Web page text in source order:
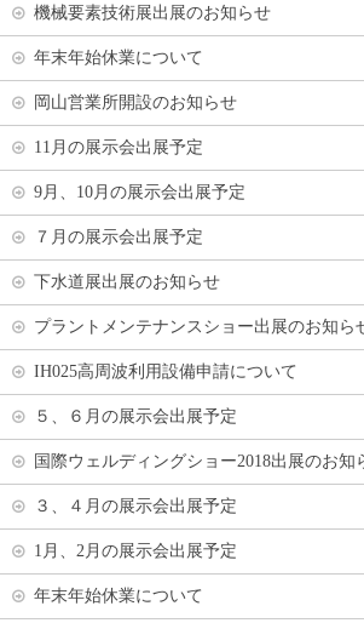
機械要素技術展出展のお知らせ
年末年始休業について
岡山営業所開設のお知らせ
11月の展示会出展予定
9月、10月の展示会出展予定
７月の展示会出展予定
下水道展出展のお知らせ
プラントメンテナンスショー出展のお知ら
IH025高周波利用設備申請について
５、６月の展示会出展予定
国際ウェルディングショー2018出展のお知
３、４月の展示会出展予定
1月、2月の展示会出展予定
年末年始休業について